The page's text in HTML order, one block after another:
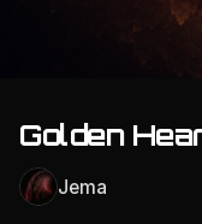
Golden
Jema